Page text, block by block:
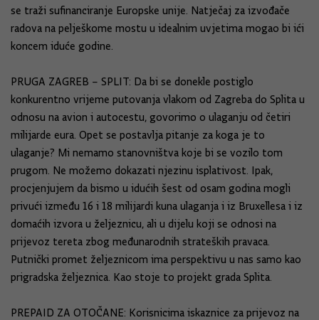
se traži sufinanciranje Europske unije. Natječaj za izvođače
radova na pelješkome mostu u idealnim uvjetima mogao bi ići
koncem iduće godine.
PRUGA ZAGREB – SPLIT: Da bi se donekle postiglo
konkurentno vrijeme putovanja vlakom od Zagreba do Splita u
odnosu na avion i autocestu, govorimo o ulaganju od četiri
milijarde eura. Opet se postavlja pitanje za koga je to
ulaganje? Mi nemamo stanovništva koje bi se vozilo tom
prugom. Ne možemo dokazati njezinu isplativost. Ipak,
procjenjujem da bismo u idućih šest od osam godina mogli
privući između 16 i 18 milijardi kuna ulaganja i iz Bruxellesa i iz
domaćih izvora u željeznicu, ali u dijelu koji se odnosi na
prijevoz tereta zbog međunarodnih strateških pravaca.
Putnički promet željeznicom ima perspektivu u nas samo kao
prigradska željeznica. Kao stoje to projekt grada Splita.
PREPAID ZA OTOČANE: Korisnicima iskaznice za prijevoz na